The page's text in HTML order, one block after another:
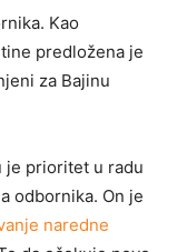
Kao
predložena je
za Bajinu
je prioritet u radu
odbornika. On je
naredne